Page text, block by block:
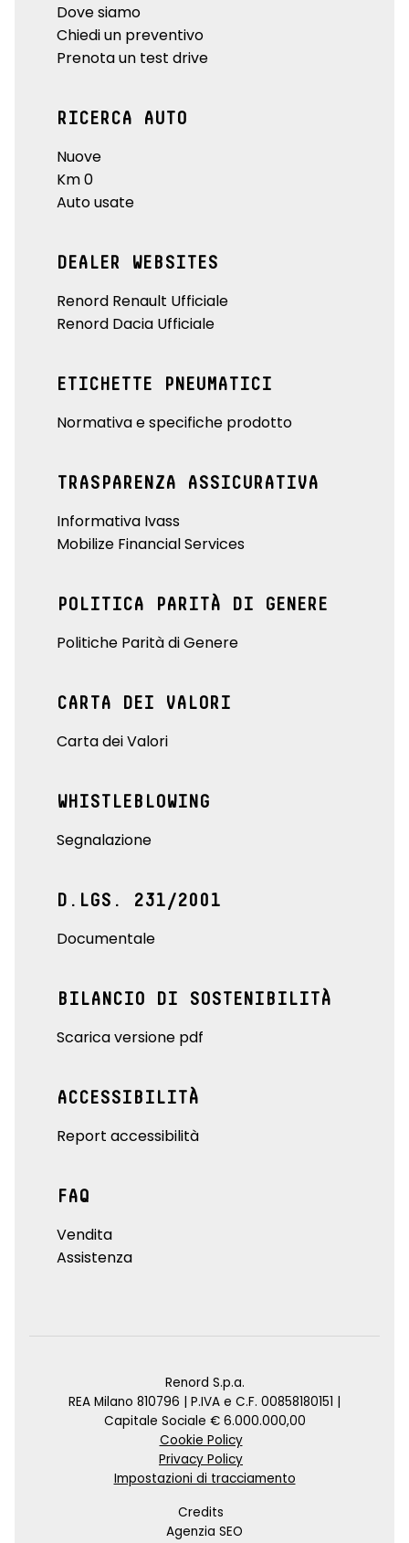
Dove siamo
Chiedi un preventivo
Prenota un test drive
RICERCA AUTO
Nuove
Km 0
Auto usate
DEALER WEBSITES
Renord Renault Ufficiale
Renord Dacia Ufficiale
ETICHETTE PNEUMATICI
Normativa e specifiche prodotto
TRASPARENZA ASSICURATIVA
Informativa Ivass
Mobilize Financial Services
POLITICA PARITÀ DI GENERE
Politiche Parità di Genere
CARTA DEI VALORI
Carta dei Valori
WHISTLEBLOWING
Segnalazione
D.LGS. 231/2001
Documentale
BILANCIO DI SOSTENIBILITÀ
Scarica versione pdf
ACCESSIBILITÀ
Report accessibilità
FAQ
Vendita
Assistenza
Renord S.p.a.
REA Milano 810796 | P.IVA e C.F. 00858180151 |
Capitale Sociale € 6.000.000,00
Cookie Policy
Privacy Policy
Impostazioni di tracciamento
Credits
Agenzia SEO